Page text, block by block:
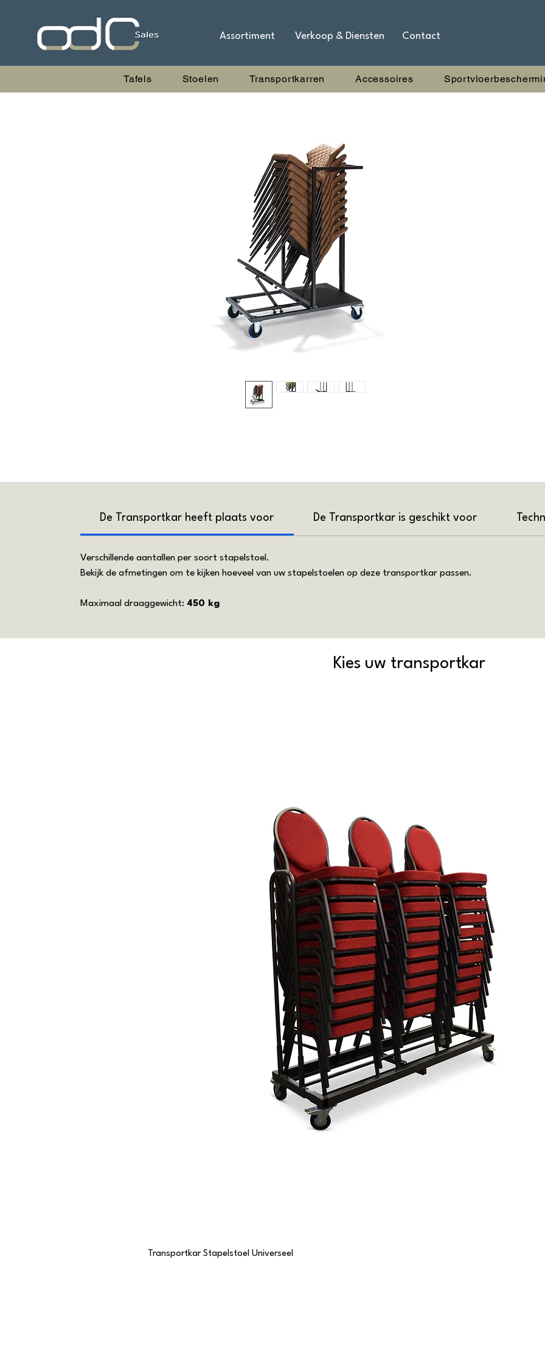
Tafels Stoelen Transportkarren Accessoires
Assortiment Verkoop & Diensten Contact
De Transportkar heeft plaats voor De Transportkar is geschikt voor
Verschillende aantallen per soort stapelstoel.
Bekijk de afmetingen om te kijken hoeveel van uw stapelstoelen op deze transportkar passen.
Maximaal draaggewicht: 450 kg
Kies uw transportkar
Transportkar Stapelstoel Universeel